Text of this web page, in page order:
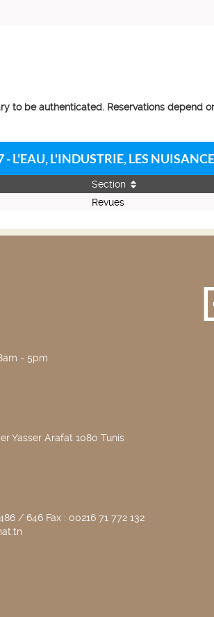
to be authenticated. Reservations depend
- L'EAU, L'INDUSTRIE, LES
Section
Revues
- 5pm
Yasser Arafat 1080 Tunis
/ 646 Fax : 00216 71 772 132